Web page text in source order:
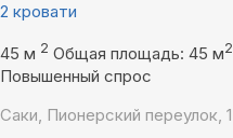
2 кровати
45 м 2 Общая площадь: 45 м2
Повышенный спрос
Саки, Пионерский переулок, 1